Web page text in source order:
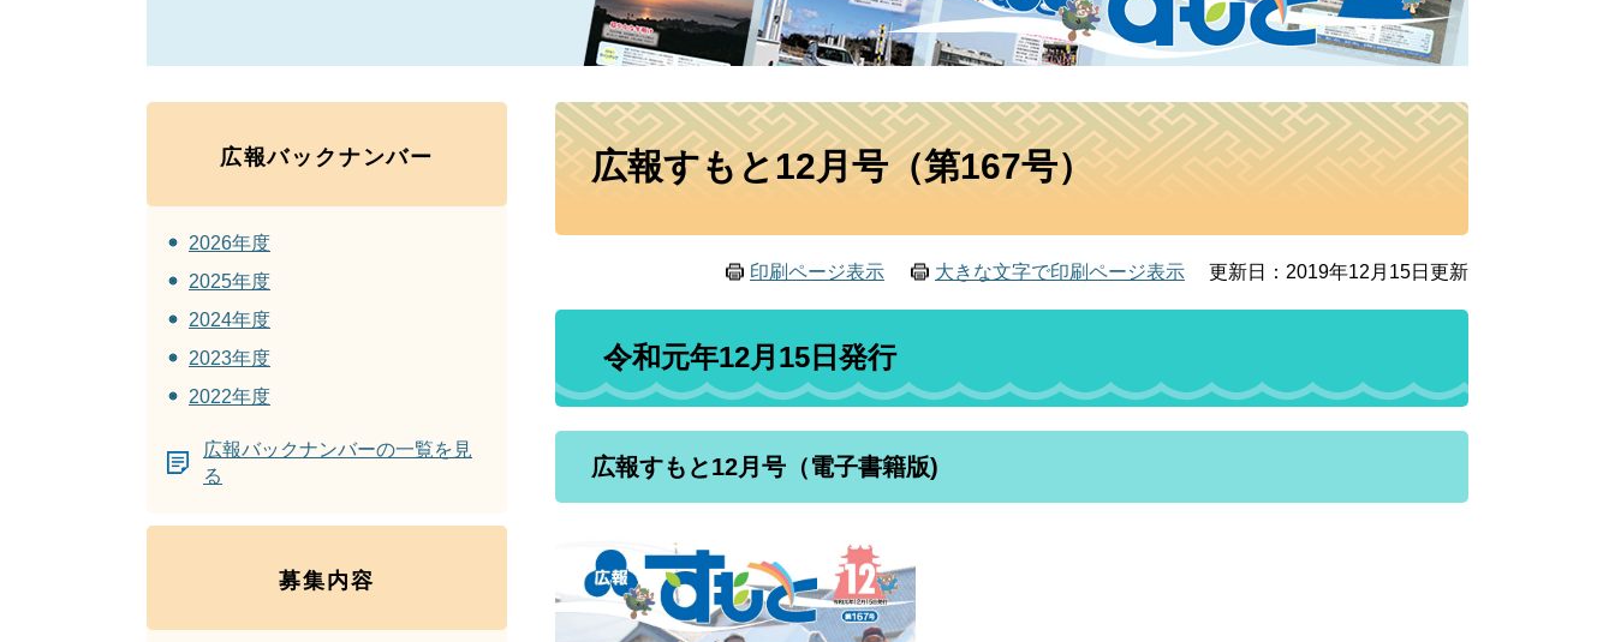
本
広報すもと12月号（第167号）
印刷ページ表示 大きな文字で印刷ページ表示 更新日：2019年12月15日更新
令和元年12月15日発行
広報すもと12月号（電子書籍版)
広報バックナンバー
2026年度
2025年度
2024年度
2023年度
2022年度
広報バックナンバーの一覧を見
る
募集内容